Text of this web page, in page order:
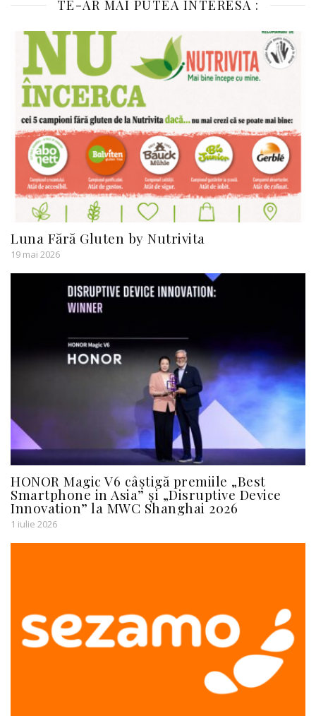
TE-AR MAI PUTEA INTERESA :
Luna Fără Gluten by Nutrivita
19 mai 2026
HONOR Magic V6 câștigă premiile „Best
Smartphone in Asia” și „Disruptive Device
Innovation” la MWC Shanghai 2026
1 iulie 2026